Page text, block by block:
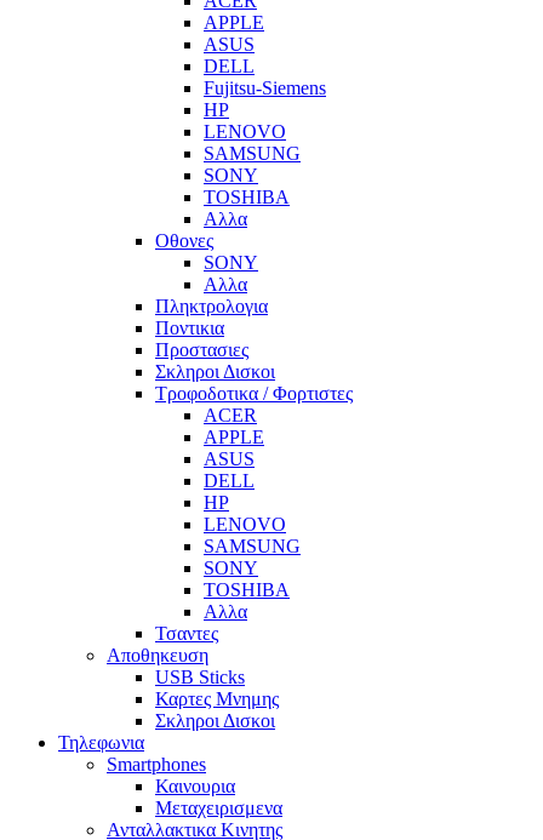
APPLE
ASUS
DELL
Fujitsu-Siemens
HP
LENOVO
SAMSUNG
SONY
TOSHIBA
Αλλα
Οθονες
SONY
Αλλα
Πληκτρολογια
Ποντικια
Προστασιες
Σκληροι Δισκοι
Τροφοδοτικα / Φορτιστες
ACER
APPLE
ASUS
DELL
HP
LENOVO
SAMSUNG
SONY
TOSHIBA
Αλλα
Τσαντες
Αποθηκευση
USB Sticks
Καρτες Μνημης
Σκληροι Δισκοι
Τηλεφωνια
Smartphones
Καινουρια
Μεταχειρισμενα
Ανταλλακτικα Κινητης